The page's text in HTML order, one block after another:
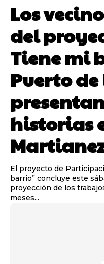
Los
del
Tiene mi
Puerto de
historias
El proyecto de
barrio” concluye este
proyección de los
meses...